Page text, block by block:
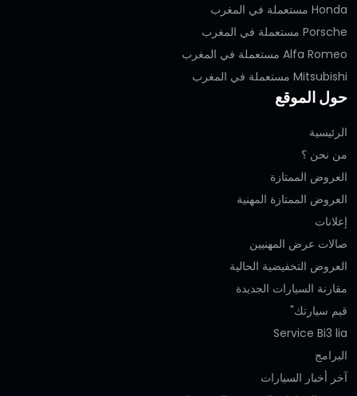
Honda مستعملة في المغرب
Porsche مستعملة في المغرب
Alfa Romeo مستعملة في المغرب
Mitsubishi مستعملة في المغرب
حول الموقع
الرئيسية
من نحن ؟
العروض الممتازة
العروض الممتازة المهنية‎
إعلانات
صالات عرض المهنيين
العروض التخفيضية الحالية
مقارنة السيارات الجديدة
قيم سيارتك"
Service Bi3 lia
البرامج
آخر أخبار السيارات